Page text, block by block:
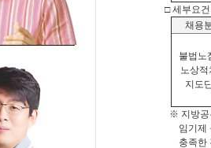
□ 세부요
채용
불법노
노상적
지도
※ 지방공
임기제 공
충족한